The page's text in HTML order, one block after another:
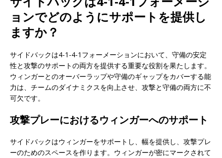
ョンでどのようにサポートを提供し
ますか？
サイドバックは4-1-4-1フォーメーションにおいて、守備の安定
性と攻撃のサポートの両方を提供する重要な役割を果たします。
ウィンガーとのオーバーラップや守備のギャップをカバーする能
力は、チームのダイナミクスを向上させ、攻撃と守備の両方に不
可欠です。
攻撃プレーにおけるウィンガーへのサポート
サイドバックはウィンガーをサポートし、幅を提供し、攻撃プレ
ーのためのスペースを作ります。ウィンガーが密にマークされて